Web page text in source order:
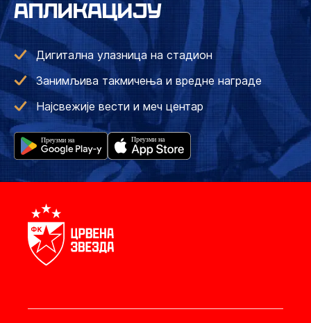
АПЛИКАЦИЈУ
Дигитална улазница на стадион
Занимљива такмичења и вредне награде
Најсвежије вести и меч центар